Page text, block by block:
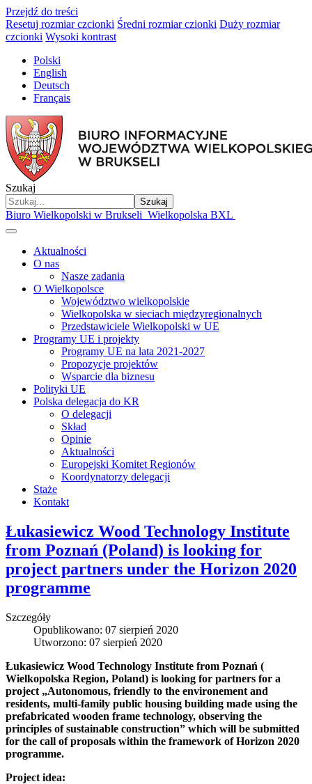
Przejdź do treści
Resetuj rozmiar czcionki Średni rozmiar czionki Duży rozmiar
czcionki Wysoki kontrast
Polski
English
Deutsch
Français
Szukaj
Szukaj
Biuro Wielkopolski w Brukseli Wielkopolska BXL
Aktualności
O nas
Nasze zadania
O Wielkopolsce
Województwo wielkopolskie
Wielkopolska w sieciach międzyregionalnych
Przedstawiciele Wielkopolski w UE
Programy UE i projekty
Programy UE na lata 2021-2027
Propozycje projektów
Wsparcie dla biznesu
Polityki UE
Polska delegacja do KR
O delegacji
Skład
Opinie
Aktualności
Europejski Komitet Regionów
Koordynatorzy delegacji
Staże
Kontakt
Łukasiewicz Wood Technology Institute
from Poznań (Poland) is looking for
project partners under the Horizon 2020
programme
Szczegóły
Opublikowano: 07 sierpień 2020
Utworzono: 07 sierpień 2020
Łukasiewicz Wood Technology Institute from Poznań (
Wielkopolska Region, Poland) is looking for partners for a
project „Autonomous, friendly to the environement and
residents, multi-family public housing building made using the
prefabricated wooden frame technology, observing the
principles of sustainable construction” which will be submitted
for the call of proposals within the framework of Horizon 2020
programme.
Project idea: